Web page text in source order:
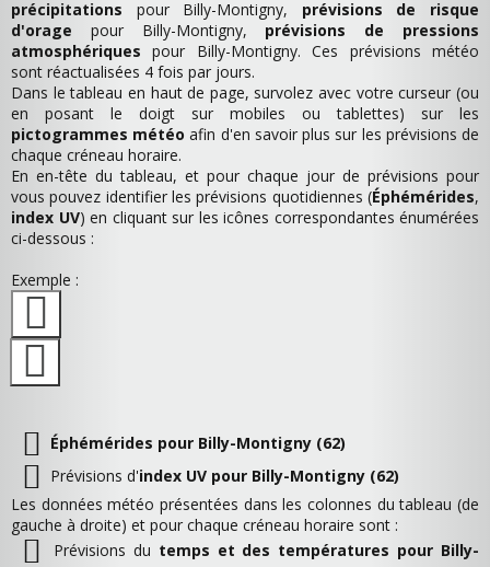
précipitations pour Billy-Montigny, prévisions de risque
d'orage pour Billy-Montigny, prévisions de pressions
atmosphériques pour Billy-Montigny. Ces prévisions météo
sont réactualisées 4 fois par jours.
Dans le tableau en haut de page, survolez avec votre curseur (ou
en posant le doigt sur mobiles ou tablettes) sur les
pictogrammes météo afin d'en savoir plus sur les prévisions de
chaque créneau horaire.
En en-tête du tableau, et pour chaque jour de prévisions pour
vous pouvez identifier les prévisions quotidiennes (Éphémérides,
index UV) en cliquant sur les icônes correspondantes énumérées
ci-dessous :
Exemple :
Éphémérides pour Billy-Montigny (62)
Prévisions d'index UV pour Billy-Montigny (62)
Les données météo présentées dans les colonnes du tableau (de
gauche à droite) et pour chaque créneau horaire sont :
Prévisions du temps et des températures pour Billy-